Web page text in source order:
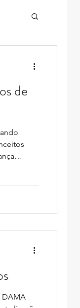
de
DAMA